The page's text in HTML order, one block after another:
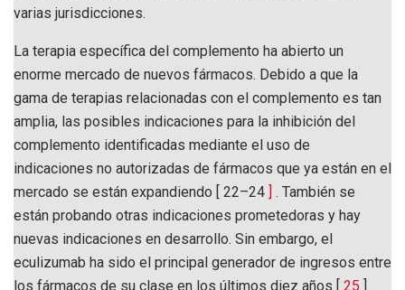
varias jurisdicciones.
La terapia específica del complemento ha abierto un
enorme mercado de nuevos fármacos. Debido a que la
gama de terapias relacionadas con el complemento es tan
amplia, las posibles indicaciones para la inhibición del
complemento identificadas mediante el uso de
indicaciones no autorizadas de fármacos que ya están en el
mercado se están expandiendo [ 22–24 ] . También se
están probando otras indicaciones prometedoras y hay
nuevas indicaciones en desarrollo. Sin embargo, el
eculizumab ha sido el principal generador de ingresos entre
los fármacos de su clase en los últimos diez años [ 25 ].